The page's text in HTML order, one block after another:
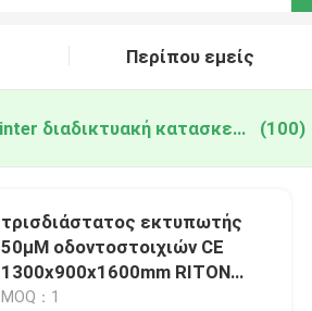
Περίπου εμείς
denture 3d printer διαδικτυακή κατασκευή (100)
τρισδιάστατος εκτυπωτής
50μM οδοντοστοιχιών CE
1300x900x1600mm RITON
μηχανή εκτύπωσης λέιζερ ινών
MOQ：1